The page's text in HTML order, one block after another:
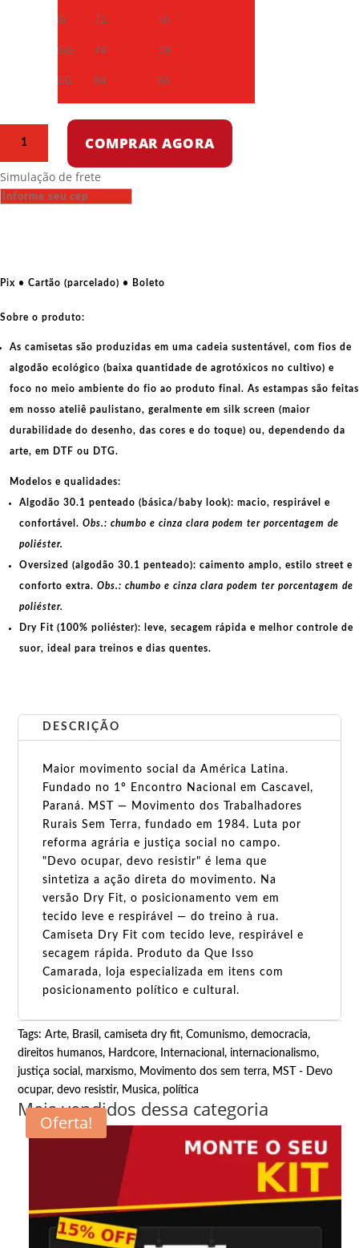
G
72
56
GG
74
59
EG
84 66
-
MST
devo
quantidade
COMPRAR AGORA
Simulação de frete
Pix • Cartão (parcelado) • Boleto
Sobre o produto:
As camisetas são produzidas em uma cadeia sustentável, com fios de
algodão ecológico (baixa quantidade de agrotóxicos no cultivo) e
foco no meio ambiente do fio ao produto final. As estampas são feitas
em nosso ateliê paulistano, geralmente em silk screen (maior
durabilidade do desenho, das cores e do toque) ou, dependendo da
arte, em DTF ou DTG.
Modelos e qualidades:
Algodão 30.1 penteado (básica/baby look): macio, respirável e
confortável. Obs.: chumbo e cinza clara podem ter porcentagem de
poliéster.
Oversized (algodão 30.1 penteado): caimento amplo, estilo street e
conforto extra. Obs.: chumbo e cinza clara podem ter porcentagem de
poliéster.
Dry Fit (100% poliéster): leve, secagem rápida e melhor controle de
suor, ideal para treinos e dias quentes.
DESCRIÇÃO
Maior movimento social da América Latina.
Fundado no 1º Encontro Nacional em Cascavel,
Paraná. MST — Movimento dos Trabalhadores
Rurais Sem Terra, fundado em 1984. Luta por
reforma agrária e justiça social no campo.
"Devo ocupar, devo resistir" é lema que
sintetiza a ação direta do movimento. Na
versão Dry Fit, o posicionamento vem em
tecido leve e respirável — do treino à rua.
Camiseta Dry Fit com tecido leve, respirável e
secagem rápida. Produto da Que Isso
Camarada, loja especializada em itens com
posicionamento político e cultural.
Tags:Arte, Brasil,camiseta dry fit,Comunismo,democracia,
direitos humanos, Hardcore, Internacional,internacionalismo,
justiça social, marxismo, Movimento dos sem terra, MST - Devo
ocupar, devo resistir, Musica, política
Mais vendidos dessa categoria
Oferta!